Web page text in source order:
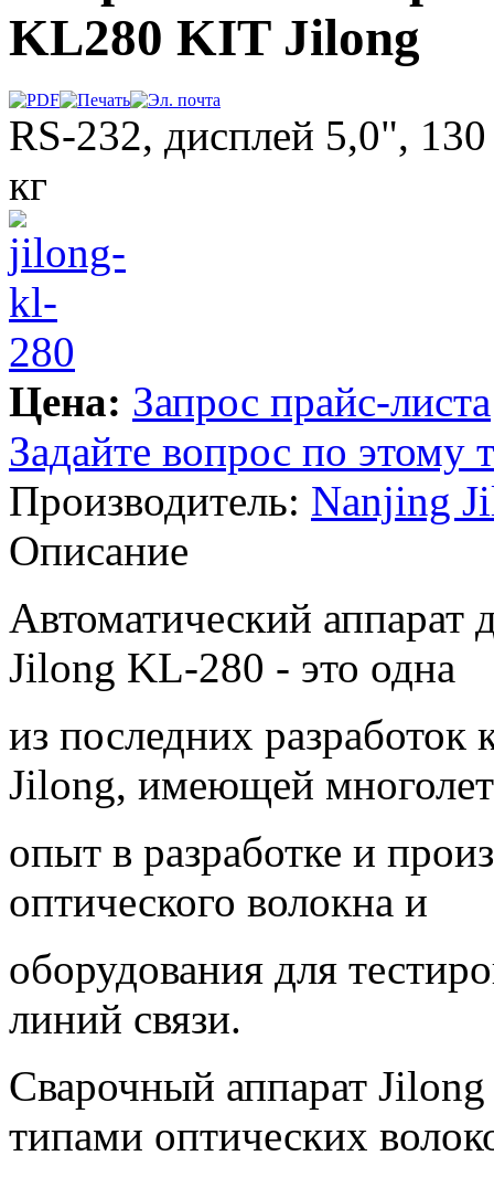
KL280 KIT Jilong
RS-232, дисплей 5,0",
кг
Цена: Запрос прайс-листа
Задайте вопрос по этому
Производитель: Nanjing
Описание
Автоматический аппарат
Jilong KL-280 - это одна
из последних
Jilong, имеющей
опыт в разработке и
оптического волокна и
оборудования для
линий связи.
Сварочный аппарат
типами оптических